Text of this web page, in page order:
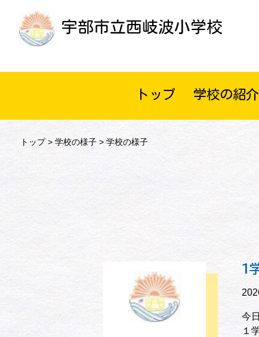
宇部市立西岐波小学校
トップ 学校の紹介
トップ> 学校の様子> 学校の様子
１
今
１